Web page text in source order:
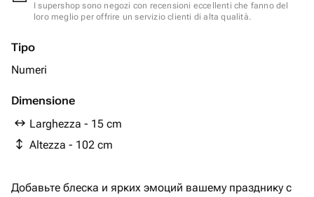
I supershop sono negozi con recensioni eccellenti che fanno del
loro meglio per offrire un servizio clienti di alta qualità.
Tipo
Numeri
Dimensione
Larghezza - 15 cm
Altezza - 102 cm
Добавьте блеска и ярких эмоций вашему празднику с